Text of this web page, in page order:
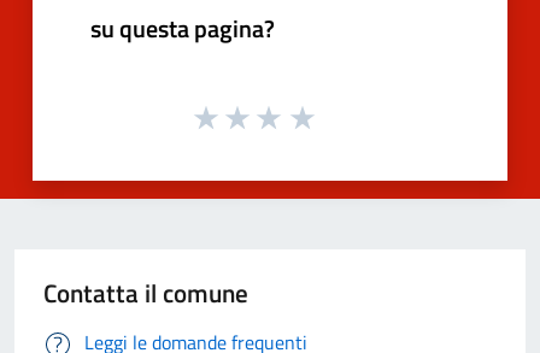
su questa pagina?
Contatta il comune
Leggi le domande frequenti